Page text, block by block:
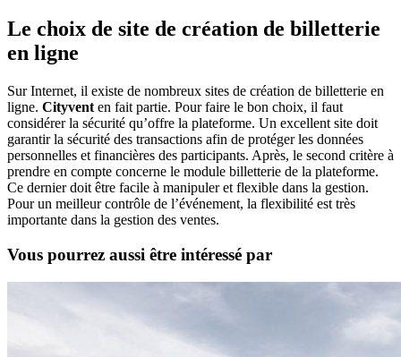
Le choix de site de création de billetterie
en ligne
Sur Internet, il existe de nombreux sites de création de billetterie en
ligne. Cityvent en fait partie. Pour faire le bon choix, il faut
considérer la sécurité qu’offre la plateforme. Un excellent site doit
garantir la sécurité des transactions afin de protéger les données
personnelles et financières des participants. Après, le second critère à
prendre en compte concerne le module billetterie de la plateforme.
Ce dernier doit être facile à manipuler et flexible dans la gestion.
Pour un meilleur contrôle de l’événement, la flexibilité est très
importante dans la gestion des ventes.
Vous pourrez aussi être intéressé par